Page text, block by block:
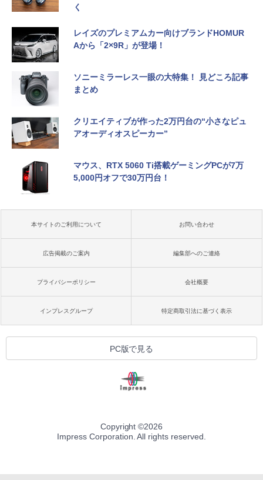
く
レイズのプレミアムカー向けブランドHOMUR
Aから「2×9R」が登場！
ソニーミラーレス一眼の大特集！ 見どころ記事
まとめ
クリエイティブが作った2万円台の“小さなピュ
アオーディオスピーカー”
マウス、RTX 5060 Ti搭載ゲーミングPCが7万
5,000円オフで30万円台！
本サイトのご利用について お問い合わせ
広告掲載のご案内 編集部へのご連絡
プライバシーポリシー 会社概要
インプレスグループ 特定商取引法に基づく表示
PC版で見る
Copyright ©2026
Impress Corporation. All rights reserved.